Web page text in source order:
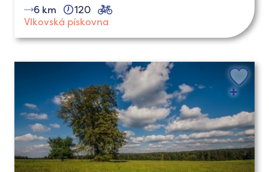
6 km
120
Vlkovská pískovna